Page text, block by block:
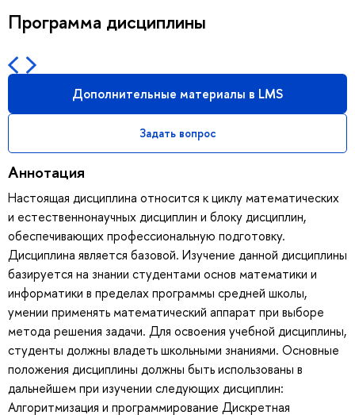
Программа дисциплины
Дополнительные материалы в LMS
Задать вопрос
Аннотация
Настоящая дисциплина относится к циклу математических
и естественнонаучных дисциплин и блоку дисциплин,
обеспечивающих профессиональную подготовку.
Дисциплина является базовой. Изучение данной дисциплины
базируется на знании студентами основ математики и
информатики в пределах программы средней школы,
умении применять математический аппарат при выборе
метода решения задачи. Для освоения учебной дисциплины,
студенты должны владеть школьными знаниями. Основные
положения дисциплины должны быть использованы в
дальнейшем при изучении следующих дисциплин:
Алгоритмизация и программирование Дискретная